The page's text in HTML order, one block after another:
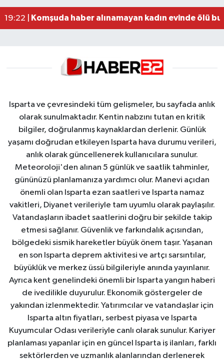
19:22 |
Komşuda haber alınamayan kadın evinde ölü
Isparta ve çevresindeki tüm gelişmeler, bu sayfada anlık
olarak sunulmaktadır. Kentin nabzını tutan en kritik
bilgiler, doğrulanmış kaynaklardan derlenir. Günlük
yaşamı doğrudan etkileyen Isparta hava durumu verileri,
anlık olarak güncellenerek kullanıcılara sunulur.
Meteoroloji'den alınan 5 günlük ve saatlik tahminler,
gününüzü planlamanıza yardımcı olur. Manevi açıdan
önemli olan Isparta ezan saatleri ve Isparta namaz
vakitleri, Diyanet verileriyle tam uyumlu olarak paylaşılır.
Vatandaşların ibadet saatlerini doğru bir şekilde takip
etmesi sağlanır. Güvenlik ve farkındalık açısından,
bölgedeki sismik hareketler büyük önem taşır. Yaşanan
en son Isparta deprem aktivitesi ve artçı sarsıntılar,
büyüklük ve merkez üssü bilgileriyle anında yayınlanır.
Ayrıca kent genelindeki önemli bir Isparta yangın haberi
de ivedilikle duyurulur. Ekonomik göstergeler de
yakından izlenmektedir. Yatırımcılar ve vatandaşlar için
Isparta altın fiyatları, serbest piyasa ve Isparta
Kuyumcular Odası verileriyle canlı olarak sunulur. Kariyer
planlaması yapanlar için en güncel Isparta iş ilanları, farklı
sektörlerden ve uzmanlık alanlarından derlenerek